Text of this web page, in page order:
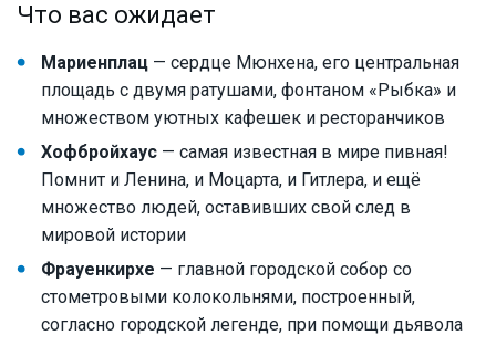
Что вас ожидает
Мариенплац — сердце Мюнхена, его центральная
площадь с двумя ратушами, фонтаном «Рыбка» и
множеством уютных кафешек и ресторанчиков
Хофбройхаус — самая известная в мире пивная!
Помнит и Ленина, и Моцарта, и Гитлера, и ещё
множество людей, оставивших свой след в
мировой истории
Фрауенкирхе — главной городской собор со
стометровыми колокольнями, построенный,
согласно городской легенде, при помощи дьявола